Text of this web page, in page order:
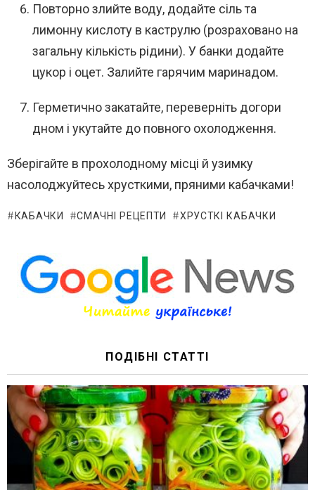
Повторно злийте воду, додайте сіль та
лимонну кислоту в каструлю (розраховано на
загальну кількість рідини). У банки додайте
цукор і оцет. Залийте гарячим маринадом.
Герметично закатайте, переверніть догори
дном і укутайте до повного охолодження.
Зберігайте в прохолодному місці й узимку
насолоджуйтесь хрусткими, пряними кабачками!
КАБАЧКИ СМАЧНІ РЕЦЕПТИ ХРУСТКІ КАБАЧКИ
ПОДІБНІ СТАТТІ